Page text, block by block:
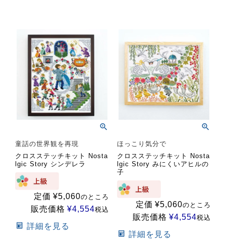
童話の世界観を再現
クロスステッチキット Nosta
lgic Story シンデレラ
定価 ¥5,060のところ
販売価格 ¥4,554税込
詳細を見る
ほっこり気分で
クロスステッチキット Nosta
lgic Story みにくいアヒルの
子
定価 ¥5,060のところ
販売価格 ¥4,554税込
詳細を見る